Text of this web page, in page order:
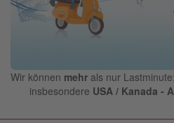
Wir können mehr als nur
insbesondere USA / Kanada -